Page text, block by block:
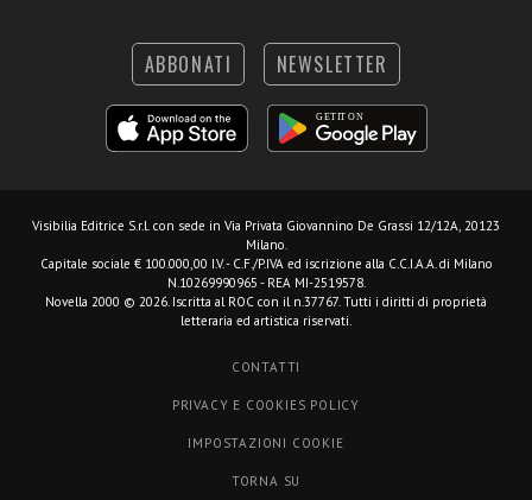
ABBONATI NEWSLETTER
Visibilia Editrice S.r.l. con sede in Via Privata Giovannino De Grassi 12/12A, 20123
Milano.
Capitale sociale € 100.000,00 I.V. - C.F./P.IVA ed iscrizione alla C.C.I.A.A. di Milano
N.10269990965 - REA MI-2519578.
Novella 2000 © 2026. Iscritta al ROC con il n.37767. Tutti i diritti di proprietà
letteraria ed artistica riservati.
CONTATTI
PRIVACY E COOKIES POLICY
IMPOSTAZIONI COOKIE
TORNA SU